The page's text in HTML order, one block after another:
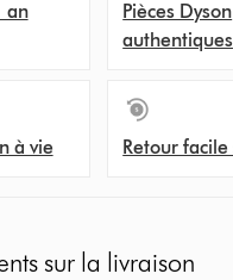
an
Pièces Dyson
authentiques
à vie Retour
sur la livraison